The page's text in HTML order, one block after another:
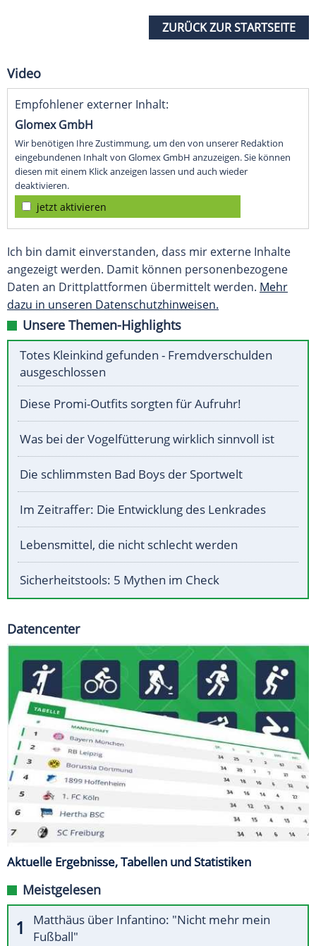
ZURÜCK ZUR STARTSEITE
Video
Empfohlener externer Inhalt:
Glomex GmbH
Wir benötigen Ihre Zustimmung, um den von unserer Redaktion
eingebundenen Inhalt von Glomex GmbH anzuzeigen. Sie können
diesen mit einem Klick anzeigen lassen und auch wieder
deaktivieren.
jetzt aktivieren
Ich bin damit einverstanden, dass mir externe Inhalte
angezeigt werden. Damit können personenbezogene
Daten an Drittplattformen übermittelt werden. Mehr
dazu in unseren Datenschutzhinweisen.
Unsere Themen-Highlights
Totes Kleinkind gefunden - Fremdverschulden
ausgeschlossen
Diese Promi-Outfits sorgten für Aufruhr!
Was bei der Vogelfütterung wirklich sinnvoll ist
Die schlimmsten Bad Boys der Sportwelt
Im Zeitraffer: Die Entwicklung des Lenkrades
Lebensmittel, die nicht schlecht werden
Sicherheitstools: 5 Mythen im Check
Datencenter
Aktuelle Ergebnisse, Tabellen und Statistiken
Meistgelesen
Matthäus über Infantino: "Nicht mehr mein
Fußball"